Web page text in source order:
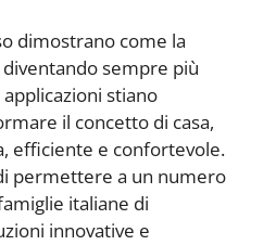
dimostrano come la
sempre più
stiano
il concetto di casa,
efficiente e confortevole.
permettere a un numero
italiane di
innovative e